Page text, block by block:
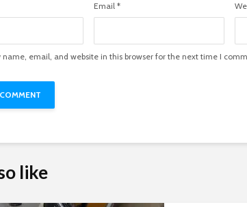
Email *
name, email, and website in this browser for the next time I
like